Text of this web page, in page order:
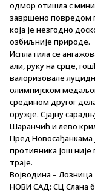
одмор отишла с
завршено повредом
која је незгодно
озбиљније природе.
Исплатила се
али, руку на срце,
валоризовале
олимпијском
средином другог
оружје. Сјајну
Шаранчић и лево
Пред Новосађанкама
противника још није
траје.
Војводина – Лозница
НОВИ САД: СЦ Слана